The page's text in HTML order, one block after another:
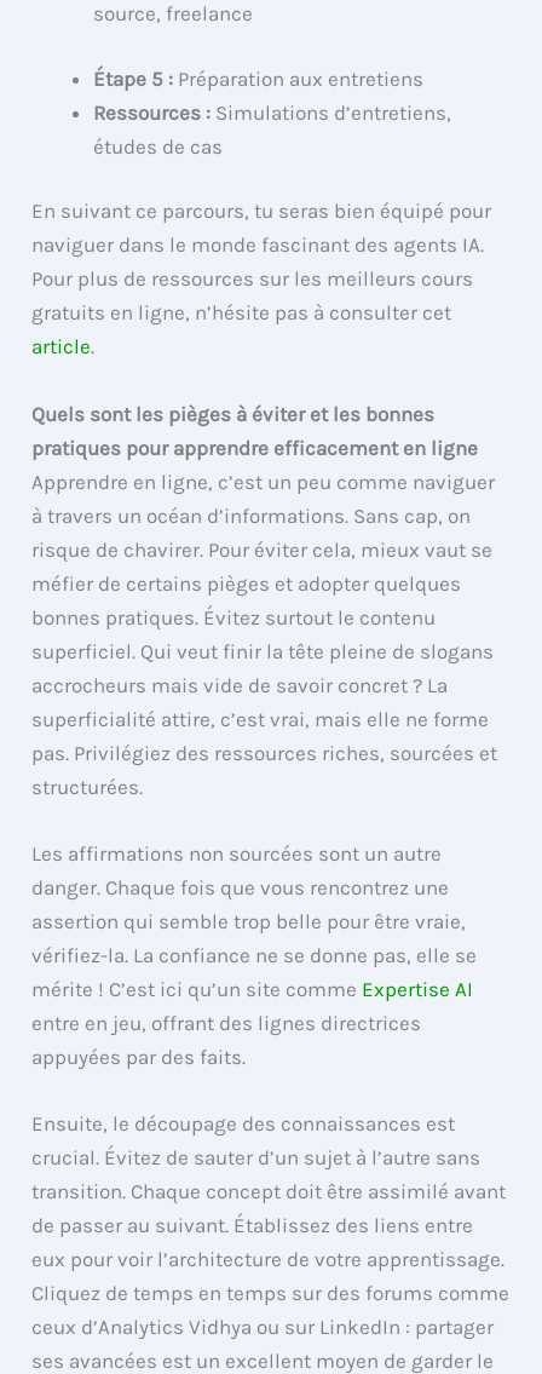
source, freelance
Étape 5 : Préparation aux entretiens
Ressources : Simulations d’entretiens,
études de cas
En suivant ce parcours, tu seras bien équipé pour
naviguer dans le monde fascinant des agents IA.
Pour plus de ressources sur les meilleurs cours
gratuits en ligne, n’hésite pas à consulter cet
article.
Quels sont les pièges à éviter et les bonnes
pratiques pour apprendre efficacement en ligne
Apprendre en ligne, c’est un peu comme naviguer
à travers un océan d’informations. Sans cap, on
risque de chavirer. Pour éviter cela, mieux vaut se
méfier de certains pièges et adopter quelques
bonnes pratiques. Évitez surtout le contenu
superficiel. Qui veut finir la tête pleine de slogans
accrocheurs mais vide de savoir concret ? La
superficialité attire, c’est vrai, mais elle ne forme
pas. Privilégiez des ressources riches, sourcées et
structurées.
Les affirmations non sourcées sont un autre
danger. Chaque fois que vous rencontrez une
assertion qui semble trop belle pour être vraie,
vérifiez-la. La confiance ne se donne pas, elle se
mérite ! C’est ici qu’un site comme Expertise AI
entre en jeu, offrant des lignes directrices
appuyées par des faits.
Ensuite, le découpage des connaissances est
crucial. Évitez de sauter d’un sujet à l’autre sans
transition. Chaque concept doit être assimilé avant
de passer au suivant. Établissez des liens entre
eux pour voir l’architecture de votre apprentissage.
Cliquez de temps en temps sur des forums comme
ceux d’Analytics Vidhya ou sur LinkedIn : partager
ses avancées est un excellent moyen de garder le